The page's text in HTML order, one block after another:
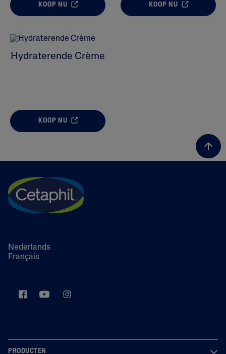
Huidtype
Product Lines
KOOP NU KOOP NU
Hydraterende Crème
KOOP NU
Nederlands
Français
PRODUCTEN